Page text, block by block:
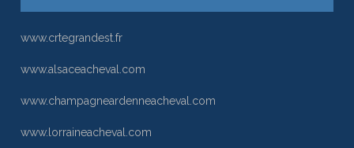
www.crtegrandest.fr
www.alsaceacheval.com
www.champagneardenneacheval.com
www.lorraineacheval.com